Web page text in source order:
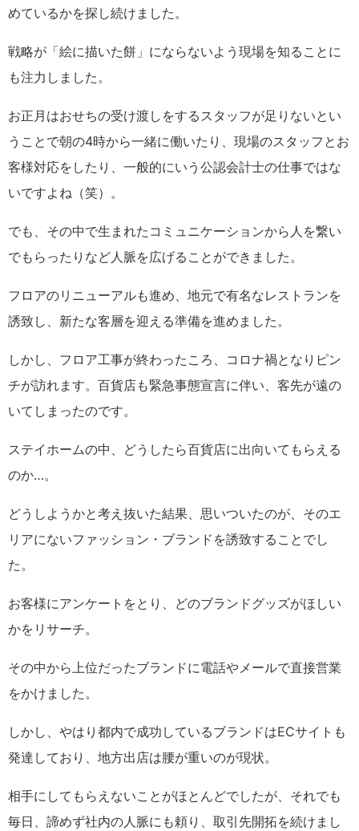
めているかを探し続けました。
戦略が「絵に描いた餅」にならないよう現場を知ることに
も注力しました。
お正月はおせちの受け渡しをするスタッフが足りないとい
うことで朝の4時から一緒に働いたり、現場のスタッフとお
客様対応をしたり、一般的にいう公認会計士の仕事ではな
いですよね（笑）。
でも、その中で生まれたコミュニケーションから人を繋い
でもらったりなど人脈を広げることができました。
フロアのリニューアルも進め、地元で有名なレストランを
誘致し、新たな客層を迎える準備を進めました。
しかし、フロア工事が終わったころ、コロナ禍となりピン
チが訪れます。百貨店も緊急事態宣言に伴い、客先が遠の
いてしまったのです。
ステイホームの中、どうしたら百貨店に出向いてもらえる
のか…。
どうしようかと考え抜いた結果、思いついたのが、そのエ
リアにないファッション・ブランドを誘致することでし
た。
お客様にアンケートをとり、どのブランドグッズがほしい
かをリサーチ。
その中から上位だったブランドに電話やメールで直接営業
をかけました。
しかし、やはり都内で成功しているブランドはECサイトも
発達しており、地方出店は腰が重いのが現状。
相手にしてもらえないことがほとんどでしたが、それでも
毎日、諦めず社内の人脈にも頼り、取引先開拓を続けまし